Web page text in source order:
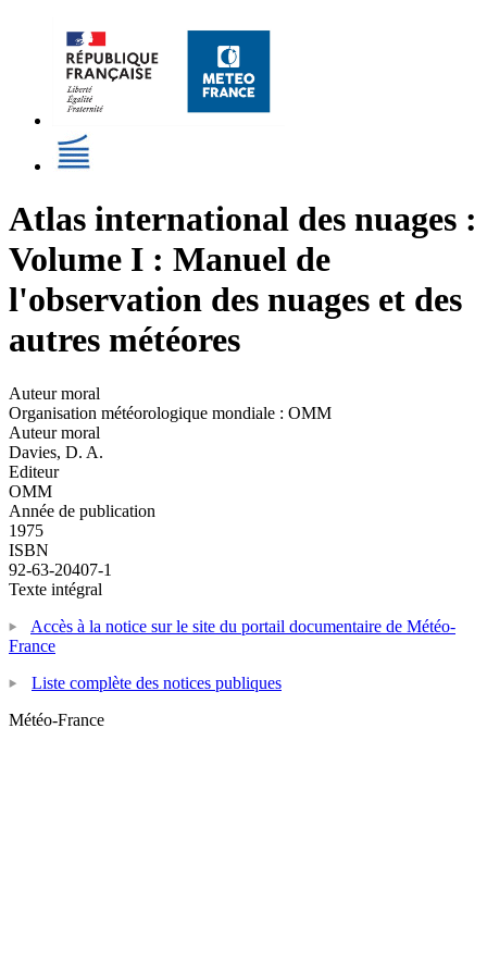
Atlas international des nuages :
Volume I : Manuel de
l'observation des nuages et des
autres météores
Auteur moral
Organisation météorologique mondiale : OMM
Auteur moral
Davies, D. A.
Editeur
OMM
Année de publication
1975
ISBN
92-63-20407-1
Texte intégral
Accès à la notice sur le site du portail documentaire de Météo-
France
Liste complète des notices publiques
Météo-France